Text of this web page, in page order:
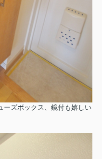
ーズボックス、鏡付も嬉しい